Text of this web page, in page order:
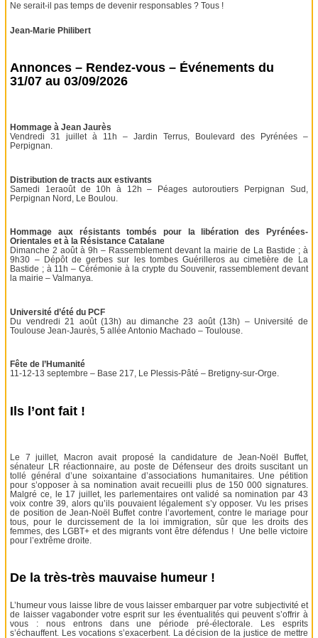
Ne serait-il pas temps de devenir responsables ? Tous !
Jean-Marie Philibert
Annonces – Rendez-vous – Événements du
31/07 au 03/09/2026
Hommage à Jean Jaurès
Vendredi 31 juillet à 11h – Jardin Terrus, Boulevard des Pyrénées –
Perpignan.
Distribution de tracts aux estivants
Samedi 1eraoût de 10h à 12h – Péages autoroutiers Perpignan Sud,
Perpignan Nord, Le Boulou.
Hommage aux résistants tombés pour la libération des Pyrénées-
Orientales et à la Résistance Catalane
Dimanche 2 août à 9h – Rassemblement devant la mairie de La Bastide ; à
9h30 – Dépôt de gerbes sur les tombes Guérilleros au cimetière de La
Bastide ; à 11h – Cérémonie à la crypte du Souvenir, rassemblement devant
la mairie – Valmanya.
Université d’été du PCF
Du vendredi 21 août (13h) au dimanche 23 août (13h) – Université de
Toulouse Jean-Jaurès, 5 allée Antonio Machado – Toulouse.
Fête de l’Humanité
11-12-13 septembre – Base 217, Le Plessis-Pâté – Bretigny-sur-Orge.
Ils l’ont fait !
Le 7 juillet, Macron avait proposé la candidature de Jean-Noël Buffet,
sénateur LR réactionnaire, au poste de Défenseur des droits suscitant un
tollé général d’une soixantaine d’associations humanitaires. Une pétition
pour s’opposer à sa nomination avait recueilli plus de 150 000 signatures.
Malgré ce, le 17 juillet, les parlementaires ont validé sa nomination par 43
voix contre 39, alors qu’ils pouvaient légalement s’y opposer. Vu les prises
de position de Jean-Noël Buffet contre l’avortement, contre le mariage pour
tous, pour le durcissement de la loi immigration, sûr que les droits des
femmes, des LGBT+ et des migrants vont être défendus ! Une belle victoire
pour l’extrême droite.
De la très-très mauvaise humeur !
L’humeur vous laisse libre de vous laisser embarquer par votre subjectivité et
de laisser vagabonder votre esprit sur les éventualités qui peuvent s’offrir à
vous : nous entrons dans une période pré-électorale. Les esprits
s’échauffent. Les vocations s’exacerbent. La décision de la justice de mettre